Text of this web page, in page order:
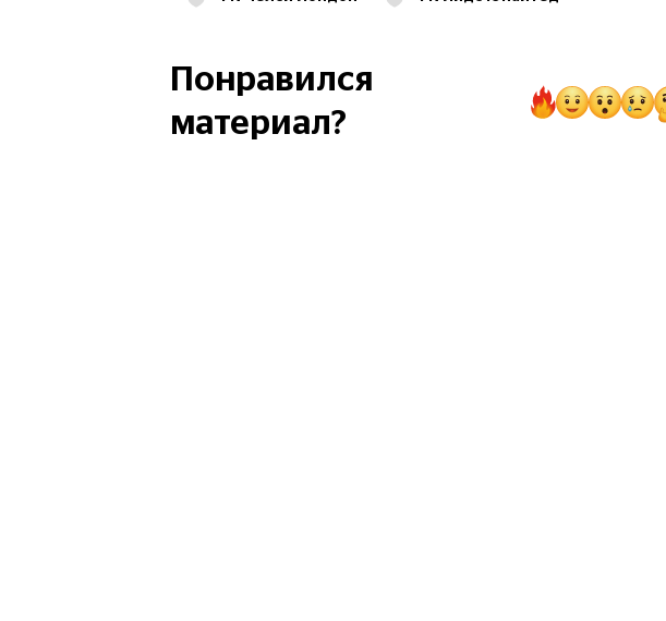
Понравился
материал?